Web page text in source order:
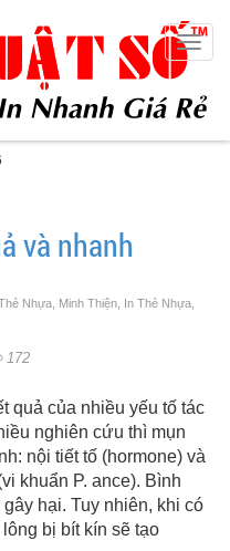
và nhanh
Nhựa, Minh Thiện, In Thẻ Nhựa,
172
quả của nhiều yếu tố tác
nghiên cứu thì mụn
nội tiết tố (hormone) và
khuẩn P. ance). Bình
hại. Tuy nhiên, khi có
bị bít kín sẽ tạo